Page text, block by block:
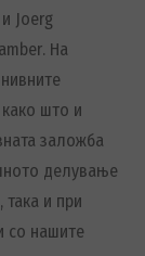
Joerg
. На
што и
заложба
делување
и при
со нашите